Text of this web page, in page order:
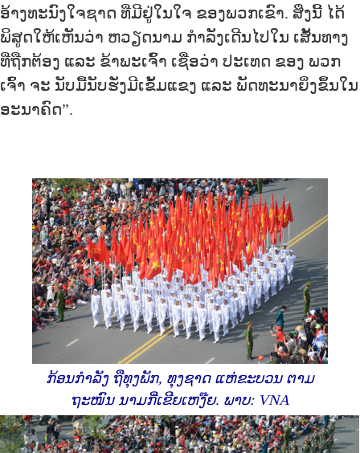
ອ້າງທະນົງໃຈຊາດ ທີ່ມີຢູ່ໃນໃຈ ຂອງພວກເຂົາ. ສິ່ງນີ້ ໄດ້
ພິສູດໃຫ້ເຫັນວ່າ ຫວຽດນາມ ກໍາລັງເດີນໄປໃນ ເສັ້ນທາງ
ທີ່ຖືກຕ້ອງ ແລະ ຂ້າພະເຈົ້າ ເຊື່ອວ່າ ປະເທດ ຂອງ ພວກ
ເຈົ້າ ຈະ ນັບມື້ນັບຮັ່ງມີເຂັ້ມແຂງ ແລະ ພັດທະນາຍິ່ງຂຶ້ນໃນ
ອະນາຄົດ”.
ກ້ອນກຳລັງ ຖືທຸງພັກ, ທຸງຊາດ ແຫ່ຂະບວນ ຕາມ
ຖະໜົນ ນາມກີ່ເຂີຍເຫງ໊ຍ. ພາບ: VNA